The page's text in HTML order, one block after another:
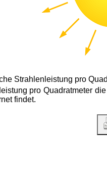
Strahlenleistung pro
pro Quadratmeter
findet.